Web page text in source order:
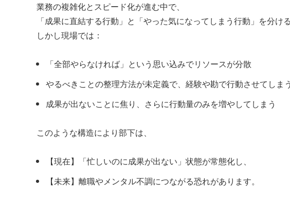
業務の複雑化とスピード化が進む中で、
「成果に直結する行動」と「やった気になってしまう行動」を分け
しかし現場では：
「全部やらなければ」という思い込みでリソースが分散
やるべきことの整理方法が未定義で、経験や勘で行動させてしまう
成果が出ないことに焦り、さらに行動量のみを増やしてしまう
このような構造により部下は、
【現在】「忙しいのに成果が出ない」状態が常態化し、
【未来】離職やメンタル不調につながる恐れがあります。